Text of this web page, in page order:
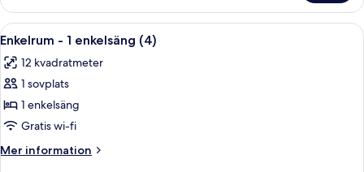
-
flera
sängar
Öppna
alla
foton
för
Enkelrum
-
1
enkelsäng
Enkelrum - 1 enkelsäng (4) |
5
Enkelrum - 1 enkelsäng (4)
12 kvadratmeter
1 sovplats
1 enkelsäng
Gratis wi-fi
Mer information
Mer